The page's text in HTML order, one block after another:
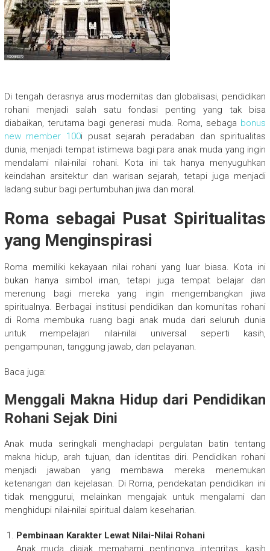
Di tengah derasnya arus modernitas dan globalisasi, pendidikan
rohani menjadi salah satu fondasi penting yang tak bisa
diabaikan, terutama bagi generasi muda. Roma, sebaga bonus
new member 100i pusat sejarah peradaban dan spiritualitas
dunia, menjadi tempat istimewa bagi para anak muda yang ingin
mendalami nilai-nilai rohani. Kota ini tak hanya menyuguhkan
keindahan arsitektur dan warisan sejarah, tetapi juga menjadi
ladang subur bagi pertumbuhan jiwa dan moral.
Roma sebagai Pusat Spiritualitas
yang Menginspirasi
Roma memiliki kekayaan nilai rohani yang luar biasa. Kota ini
bukan hanya simbol iman, tetapi juga tempat belajar dan
merenung bagi mereka yang ingin mengembangkan jiwa
spiritualnya. Berbagai institusi pendidikan dan komunitas rohani
di Roma membuka ruang bagi anak muda dari seluruh dunia
untuk mempelajari nilai-nilai universal seperti kasih,
pengampunan, tanggung jawab, dan pelayanan.
Baca juga:
Menggali Makna Hidup dari Pendidikan
Rohani Sejak Dini
Anak muda seringkali menghadapi pergulatan batin tentang
makna hidup, arah tujuan, dan identitas diri. Pendidikan rohani
menjadi jawaban yang membawa mereka menemukan
ketenangan dan kejelasan. Di Roma, pendekatan pendidikan ini
tidak menggurui, melainkan mengajak untuk mengalami dan
menghidupi nilai-nilai spiritual dalam keseharian.
Pembinaan Karakter Lewat Nilai-Nilai Rohani
Anak muda diajak memahami pentingnya integritas, kasih